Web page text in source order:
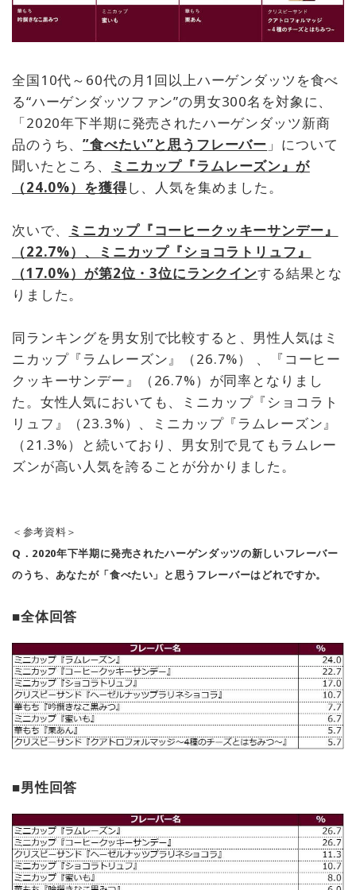
全国10代～60代の月1回以上ハーゲンダッツを食べ
る“ハーゲンダッツファン”の男女300名を対象に、
「2020年下半期に発売されたハーゲンダッツ新商
品のうち、”食べたい”と思うフレーバー 」について
聞いたところ、
ミニカップ『ラムレーズン』が
（24.0%）を獲得し、人気を集めました。
次いで、
ミニカップ『コーヒークッキーサンデー』
（22.7%）、ミニカップ『ショコラトリュフ』
（17.0%）が第2位・3位にランクインする結果とな
りました。
同ランキングを男女別で比較すると、男性人気はミ
ニカップ『ラムレーズン』（26.7%） 、『コーヒー
クッキーサンデー』（26.7%）が同率となりまし
た。女性人気においても、ミニカップ『ショコラト
リュフ』（23.3%）、ミニカップ『ラムレーズン』
（21.3%）と続いており、男女別で見てもラムレー
ズンが高い人気を誇ることが分かりました。
＜参考資料＞
Q．2020年下半期に発売されたハーゲンダッツの新しいフレーバー
のうち、あなたが「食べたい」と思うフレーバーはどれですか。
■全体回答
■男性回答